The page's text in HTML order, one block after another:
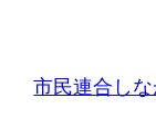
市民連合し